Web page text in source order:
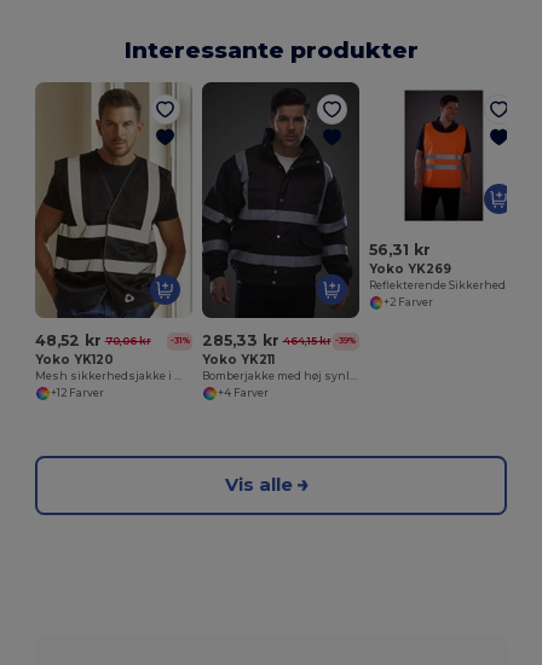
Interessante produkter
48,52 kr 70,06 kr -31%
Yoko YK120
+12 Farver
285,33 kr 464,15 kr -39%
Yoko YK211
+4 Farver
56,31 kr
Yoko YK269
+2 Farver
Vis alle